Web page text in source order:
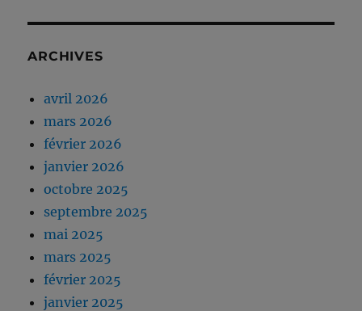
ARCHIVES
avril 2026
mars 2026
février 2026
janvier 2026
octobre 2025
septembre 2025
mai 2025
mars 2025
février 2025
janvier 2025